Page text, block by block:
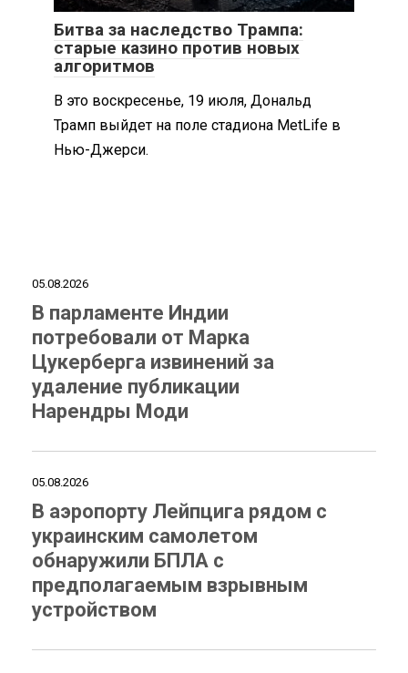
Битва за наследство Трампа:
старые казино против новых
алгоритмов
В это воскресенье, 19 июля, Дональд
Трамп выйдет на поле стадиона MetLife в
Нью-Джерси.
05.08.2026
В парламенте Индии
потребовали от Марка
Цукерберга извинений за
удаление публикации
Нарендры Моди
05.08.2026
В аэропорту Лейпцига рядом с
украинским самолетом
обнаружили БПЛА с
предполагаемым взрывным
устройством